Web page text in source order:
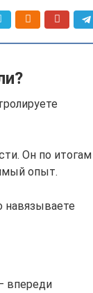
Он по итогам
опыт.
навязываете
впереди